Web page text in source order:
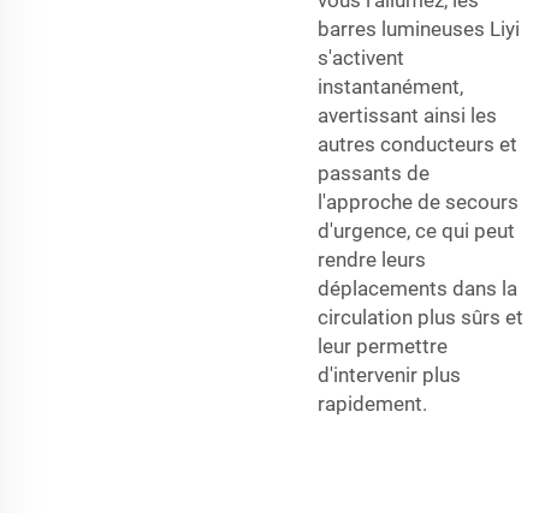
barres lumineuses Liyi
s'activent
instantanément,
avertissant ainsi les
autres conducteurs et
passants de
l'approche de secours
d'urgence, ce qui peut
rendre leurs
déplacements dans la
circulation plus sûrs et
leur permettre
d'intervenir plus
rapidement.